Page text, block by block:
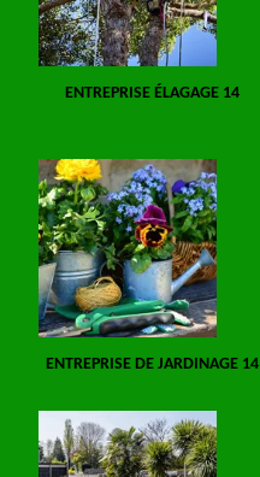
ENTREPRISE ÉLAGAGE 14
ENTREPRISE DE JARDINAGE 14